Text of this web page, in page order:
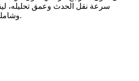
سرعة نقل الحدث وعمق تحليله،
وشاملة للمشهد العربي والعالم.